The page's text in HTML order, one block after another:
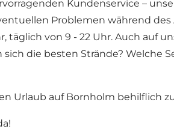
Kundenservice –
Problemen während
täglich von 9 - 22 Uhr. Auch
sich die besten Strände?
Urlaub auf Bornholm behilflich